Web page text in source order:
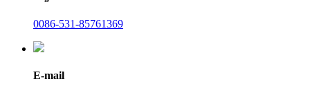
0086-531-85761369
E-mail